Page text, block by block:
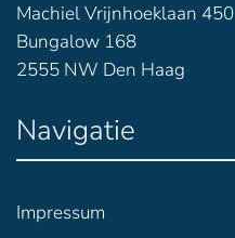
Machiel Vrijnhoeklaan 450
Bungalow 168
2555 NW Den Haag
Navigatie
Impressum